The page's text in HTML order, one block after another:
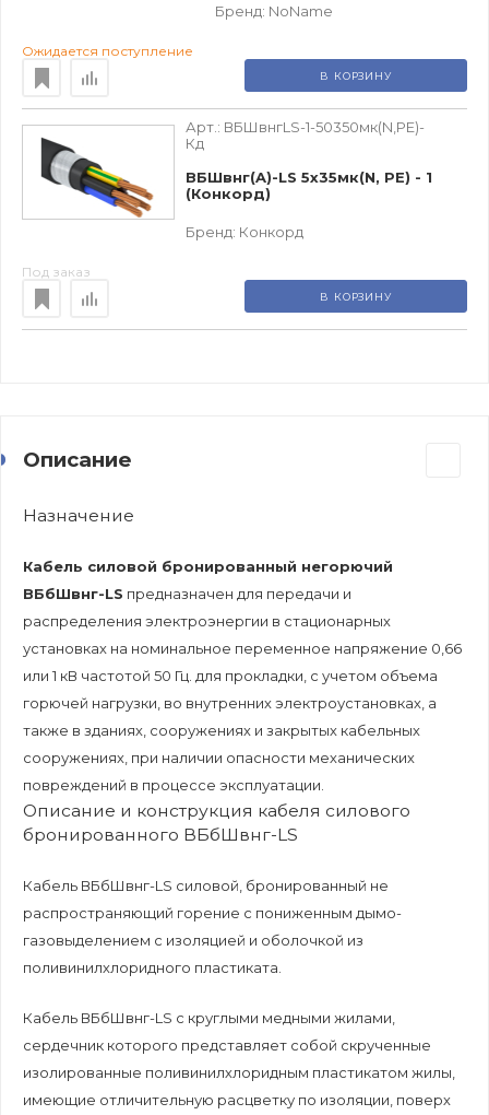
Бренд: NoName
Ожидается поступление
В КОРЗИНУ
Арт.: ВБШвнгLS-1-50350мк(N,PE)-
Кд
ВБШвнг(A)-LS 5х35мк(N, PE) - 1
(Конкорд)
Бренд: Конкорд
Под заказ
В КОРЗИНУ
Описание
Назначение
Кабель силовой бронированный негорючий
ВБбШвнг-LS предназначен для передачи и
распределения электроэнергии в стационарных
установках на номинальное переменное напряжение 0,66
или 1 кВ частотой 50 Гц. для прокладки, с учетом объема
горючей нагрузки, во внутренних электроустановках, а
также в зданиях, сооружениях и закрытых кабельных
сооружениях, при наличии опасности механических
повреждений в процессе эксплуатации.
Описание и конструкция кабеля силового
бронированного ВБбШвнг-LS
Кабель ВБбШвнг-LS силовой, бронированный не
распространяющий горение с пониженным дымо-
газовыделением с изоляцией и оболочкой из
поливинилхлоридного пластиката.
Кабель ВБбШвнг-LS с круглыми медными жилами,
сердечник которого представляет собой скрученные
изолированные поливинилхлоридным пластикатом жилы,
имеющие отличительную расцветку по изоляции, поверх